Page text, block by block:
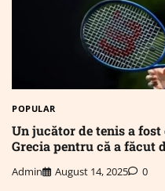
POPULAR
Un jucător de tenis a
Grecia pentru că a făcut
Admin August 14, 2025 0